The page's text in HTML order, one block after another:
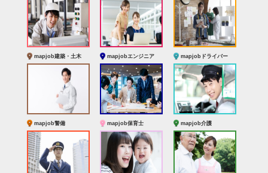
mapjob建築・土木 mapjobエンジニア mapjobドライバー
mapjob警備 mapjob保育士 mapjob介護